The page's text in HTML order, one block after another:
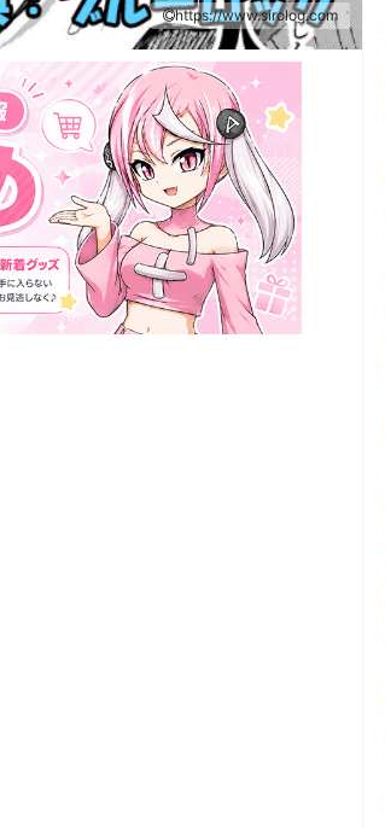
https://www.sirolog.com